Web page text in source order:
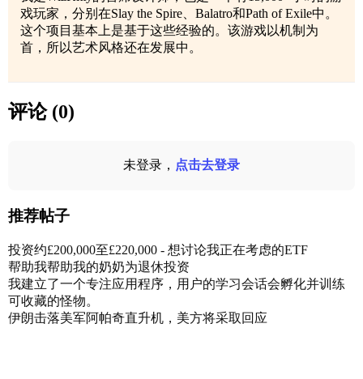
戏玩家，分别在Slay the Spire、Balatro和Path of Exile中。
这个项目基本上是基于这些经验的。该游戏以机制为
首，所以艺术风格还在发展中。
评论 (0)
未登录， 点击去登录
推荐帖子
投资约£200,000至£220,000 - 想讨论我正在考虑的ETF
帮助我帮助我的奶奶为退休投资
我建立了一个专注应用程序，用户的学习会话会孵化并训练
可收藏的怪物。
伊朗击落美军阿帕奇直升机，美方将采取回应